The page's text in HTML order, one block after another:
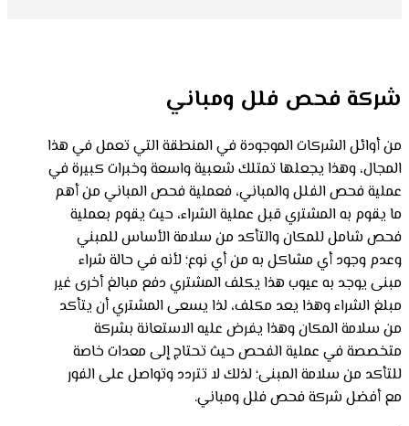
شركة فحص فلل ومباني
من أوائل الشركات الموجودة في المنطقة التي تعمل في هذا
المجال، وهذا يجعلها تمتلك شعبية واسعة وخبرات كبيرة في
عملية فحص الفلل والمباني، فعملية فحص المباني من أهم
ما يقوم به المشتري قبل عملية الشراء، حيث يقوم بعملية
فحص شامل للمكان والتأكد من سلامة الأساس للمبني
وعدم وجود أي مشاكل به من أي نوع؛ لأنه في حالة شراء
مبنى يوجد به عيوب هذا يكلف المشتري دفع مبالغ أخرى غير
مبلغ الشراء وهذا يعد مكلف، لذا يسعى المشتري أن يتأكد
من سلامة المكان وهذا يفرض عليه الاستعانة بشركة
متخصصة في عملية الفحص حيث تحتاج إلى معدات خاصة
للتأكد من سلامة المبنى؛ لذلك لا تتردد وتواصل على الفور
مع أفضل شركة فحص فلل ومباني.